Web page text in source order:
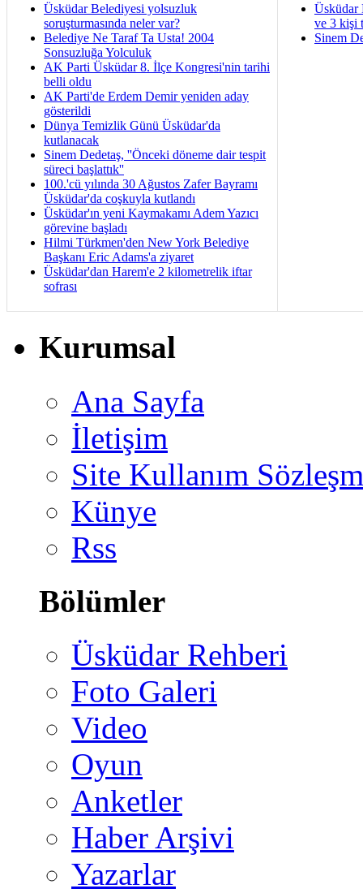
Üsküdar Belediyesi yolsuzluk
soruşturmasında neler var?
Belediye Ne Taraf Ta Usta! 2004
Sonsuzluğa Yolculuk
AK Parti Üsküdar 8. İlçe Kongresi'nin tarihi
belli oldu
AK Parti'de Erdem Demir yeniden aday
gösterildi
Dünya Temizlik Günü Üsküdar'da
kutlanacak
Sinem Dedetaş, ''Önceki döneme dair tespit
süreci başlattık''
100.'cü yılında 30 Ağustos Zafer Bayramı
Üsküdar'da coşkuyla kutlandı
Üsküdar'ın yeni Kaymakamı Adem Yazıcı
görevine başladı
Hilmi Türkmen'den New York Belediye
Başkanı Eric Adams'a ziyaret
Üsküdar'dan Harem'e 2 kilometrelik iftar
sofrası
Üsküdar
ve 3 kişi
Sinem
Kurumsal
Ana Sayfa
İletişim
Site Kullanım
Künye
Rss
Bölümler
Üsküdar Rehberi
Foto Galeri
Video
Oyun
Anketler
Haber Arşivi
Yazarlar